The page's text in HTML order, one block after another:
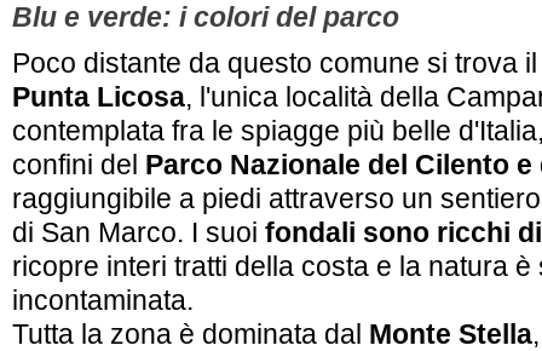
Blu e verde: i colori del parco
Poco distante da questo comune si trova
Punta Licosa, l'unica località della
contemplata fra le spiagge più belle
confini del Parco Nazionale del Cilento
raggiungibile a piedi attraverso un
di San Marco. I suoi fondali sono ricchi
ricopre interi tratti della costa e la natura è
incontaminata.
Tutta la zona è dominata dal Monte Stella